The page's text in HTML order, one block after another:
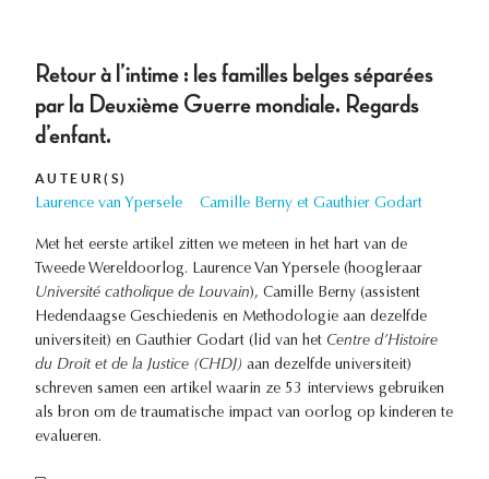
Retour à l’intime : les familles belges séparées
par la Deuxième Guerre mondiale. Regards
d’enfant.
AUTEUR(S)
Laurence van Ypersele Camille Berny et Gauthier Godart
Met het eerste artikel zitten we meteen in het hart van de
Tweede Wereldoorlog. Laurence Van Ypersele (hoogleraar
Université catholique de Louvain), Camille Berny (assistent
Hedendaagse Geschiedenis en Methodologie aan dezelfde
universiteit) en Gauthier Godart (lid van het Centre d’Histoire
du Droit et de la Justice (CHDJ) aan dezelfde universiteit)
schreven samen een artikel waarin ze 53 interviews gebruiken
als bron om de traumatische impact van oorlog op kinderen te
evalueren.